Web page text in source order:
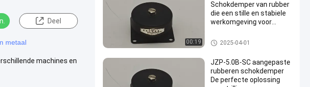
Deel
metaal
machines en
00:19
Schokdemper van rubber
die een stille en stabiele
werkomgeving voor
creëert
rubberschokbreker
2025-04-01
JZP-5.0B-SC aangepaste
rubberen schokdemper
De perfecte oplossing